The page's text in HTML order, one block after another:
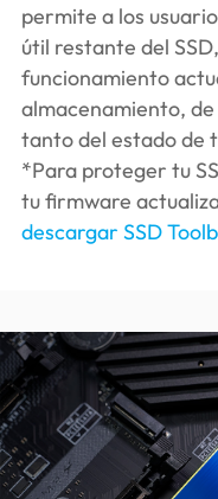
permite a los
útil restante del
funcionamiento
almacenamiento,
tanto del estado de
*Para proteger tu
tu firmware
descargar SSD